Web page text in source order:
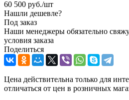
60 500 руб./шт
Нашли дешевле?
Под заказ
Наши менеджеры обязательно
условия заказа
Поделиться
Цена действительна только для
отличаться от цен в розничных